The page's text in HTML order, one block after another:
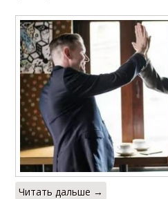
Читать дальше →